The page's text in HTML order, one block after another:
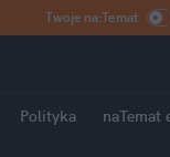
Twoje na:Temat
Polityka naTemat